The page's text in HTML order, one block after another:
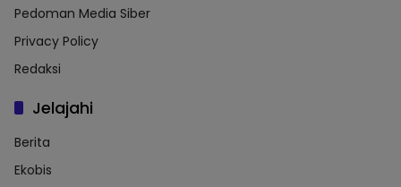
Pedoman Media Siber
Privacy Policy
Redaksi
Jelajahi
Berita
Ekobis